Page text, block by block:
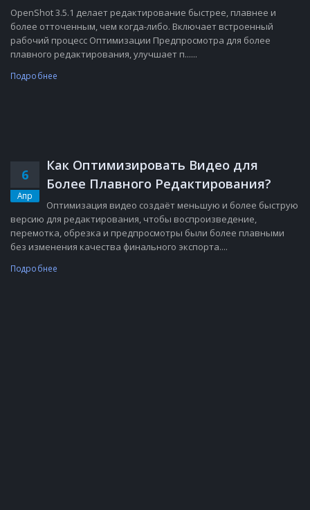
OpenShot 3.5.1 делает редактирование быстрее, плавнее и
более отточенным, чем когда-либо. Включает встроенный
рабочий процесс Оптимизации Предпросмотра для более
плавного редактирования, улучшает п......
Подробнее
6
Апр
Как Оптимизировать Видео для
Более Плавного Редактирования?
Оптимизация видео создаёт меньшую и более быструю
версию для редактирования, чтобы воспроизведение,
перемотка, обрезка и предпросмотры были более плавными
без изменения качества финального экспорта....
Подробнее